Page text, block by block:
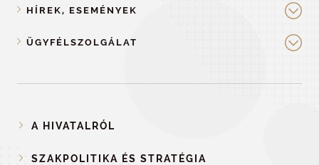
HÍREK, ESEMÉNYEK
ÜGYFÉLSZOLGÁLAT
A HIVATALRÓL
SZAKPOLITIKA ÉS STRATÉGIA